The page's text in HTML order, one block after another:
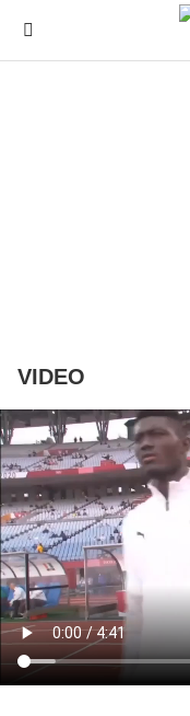
VIDEO